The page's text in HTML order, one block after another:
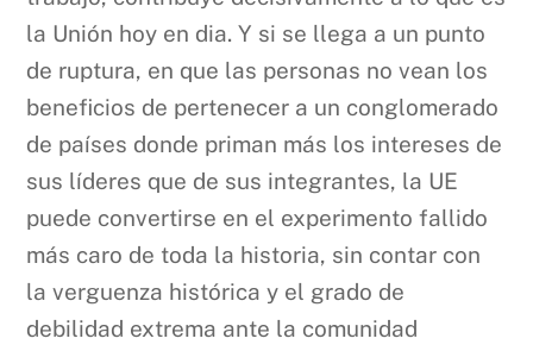
la Unión hoy en dia. Y si se llega a un punto
de ruptura, en que las personas no vean los
beneficios de pertenecer a un conglomerado
de países donde priman más los intereses de
sus líderes que de sus integrantes, la UE
puede convertirse en el experimento fallido
más caro de toda la historia, sin contar con
la verguenza histórica y el grado de
debilidad extrema ante la comunidad